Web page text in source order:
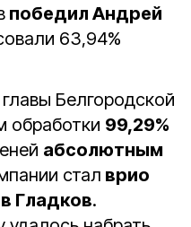
победил Андрей
63,94%
Белгородской
обработки 99,29%
абсолютным
стал врио
Гладков.